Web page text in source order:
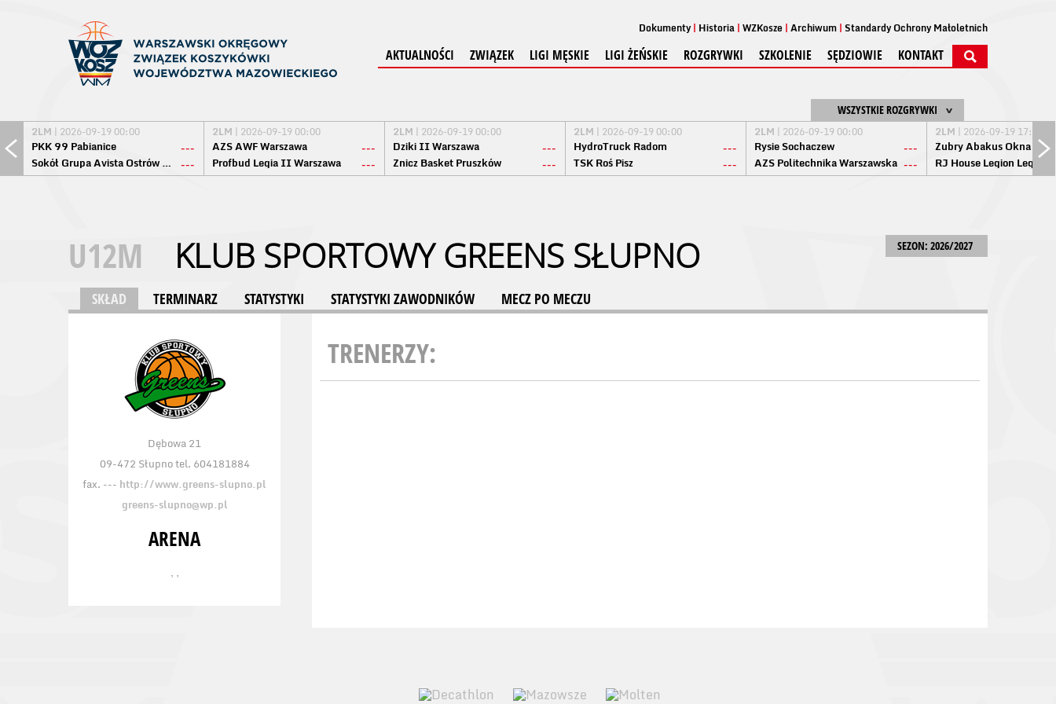
Dokumenty Historia WZKosze Archiwum Standardy Ochrony Małoletnich
AKTUALNOŚCI ZWIĄZEK LIGI MĘSKIE LIGI ŻEŃSKIE ROZGRYWKI SZKOLENIE SĘDZIOWIE KONTAKT
WSZYSTKIE ROZGRYWKI
2LM | 2026-09-19 00:00
PKK 99 Pabianice
---
Sokół Grupa Avista Ostrów Maz. ---
2LM | 2026-09-19 00:00
AZS AWF Warszawa
---
Profbud Legia II Warszawa
---
2LM | 2026-09-19 00:00
Dziki II Warszawa
---
Znicz Basket Pruszków
---
2LM | 2026-09-19 00:00
HydroTruck Radom
---
TSK Roś Pisz
---
2LM | 2026-09-19 00:00
Rysie Sochaczew
---
AZS Politechnika Warszawska ---
2LM | 2026-09-19 17:00
Żubry Abakus Okna
RJ House Legion
SEZON: 2026/2027
U12M KLUB SPORTOWY GREENS SŁUPNO
SKŁAD TERMINARZ STATYSTYKI STATYSTYKI ZAWODNIKÓW MECZ PO MECZU
Dębowa 21
09-472 Słupno tel. 604181884
fax. --- http://www.greens-slupno.pl
greens-slupno@wp.pl
ARENA
, ,
TRENERZY: